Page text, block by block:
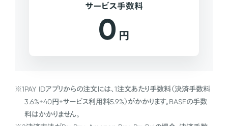
サービス手数料
0 円
※1PAY IDアプリからの注文には、1注文あたり手数料（決済手数料
3.6%+40円+サービス利用料5.9%）がかかります。BASEの手数
料はかかりません。